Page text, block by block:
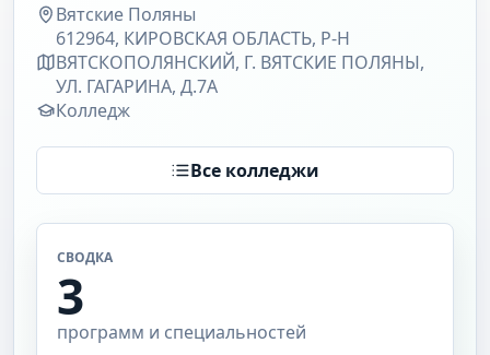
Вятские Поляны
612964, КИРОВСКАЯ ОБЛАСТЬ, Р-Н
ВЯТСКОПОЛЯНСКИЙ, Г. ВЯТСКИЕ ПОЛЯНЫ,
УЛ. ГАГАРИНА, Д.7А
Колледж
Все колледжи
СВОДКА
3
программ и специальностей